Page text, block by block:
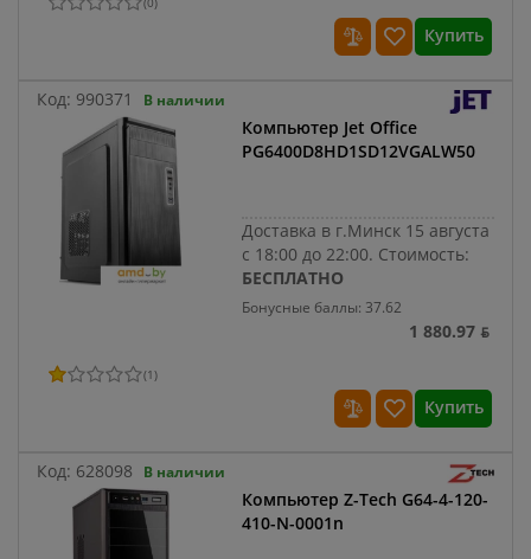
Купить
Код: 990371 В наличии
Компьютер Jet Office
PG6400D8HD1SD12VGALW50
Доставка в г.Минск 15 августа
с 18:00 до 22:00. Стоимость:
БЕСПЛАТНО
Бонусные баллы: 37.62
1 880.97 ƃ
(1)
Купить
Код: 628098 В наличии
Компьютер Z-Tech G64-4-120-
410-N-0001n